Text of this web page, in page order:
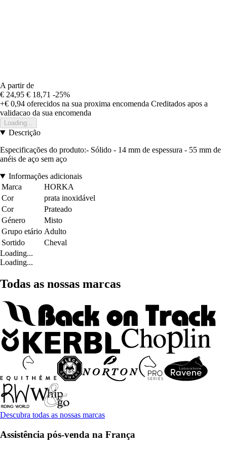
A partir de
€ 24,95 € 18,71 -25%
+€ 0,94 oferecidos na sua proxima encomenda Creditados apos a
validacao da sua encomenda
Loading...
Descrição
Especificações do produto:- Sólido - 14 mm de espessura - 55 mm de
anéis de aço sem aço
Informações adicionais
Marca
HORKA
Cor
prata inoxidável
Cor
Prateado
Género
Misto
Grupo etário Adulto
Sortido
Cheval
Loading...
Loading...
Todas as nossas marcas
Descubra todas as nossas marcas
Assistência pós-venda na França